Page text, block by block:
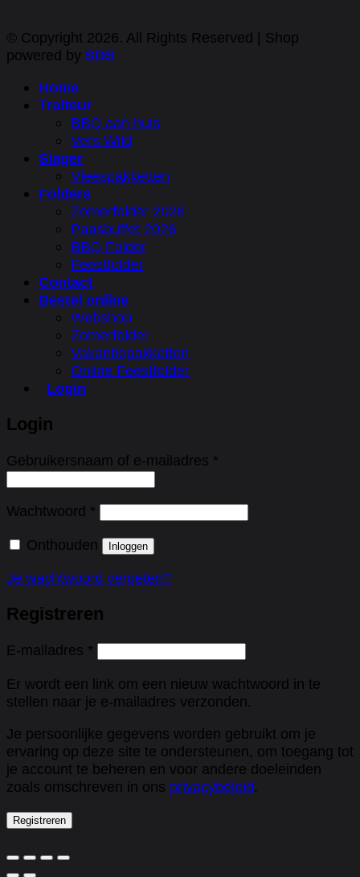
© Copyright 2026. All Rights Reserved | Shop
powered by SDS
Home
Traiteur
BBQ aan huis
Vers Wild
Slager
Vleespakketten
Folders
Zomerfolder 2026
Paasbuffet 2026
BBQ Folder
Feestfolder
Contact
Bestel online
Webshop
Zomerfolder
Vakantiepakketten
Online Feestfolder
Login
Login
Gebruikersnaam of e-mailadres *
Wachtwoord * Vereist
Onthouden Inloggen
Je wachtwoord vergeten?
Registreren
E-mailadres * Vereist
Er wordt een link om een nieuw wachtwoord in te
stellen naar je e-mailadres verzonden.
Je persoonlijke gegevens worden gebruikt om je
ervaring op deze site te ondersteunen, om toegang tot
je account te beheren en voor andere doeleinden
zoals omschreven in ons privacybeleid.
Registreren